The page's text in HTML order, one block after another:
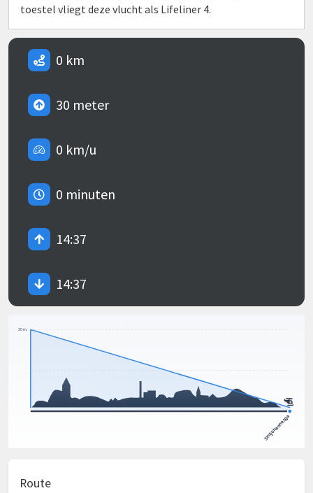
toestel vliegt deze vlucht als Lifeliner 4.
0 km
30 meter
0 km/u
0 minuten
14:37
14:37
Route